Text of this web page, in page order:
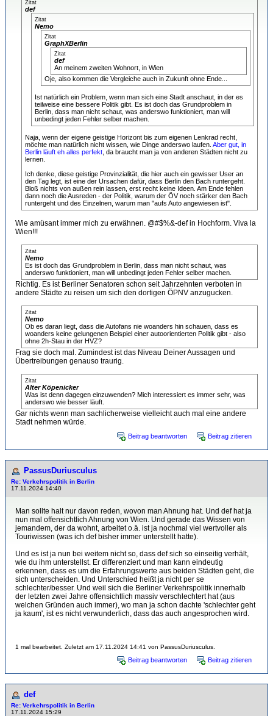
Zitat
def
Zitat
Nemo
Zitat
GraphXBerlin
Zitat
def
An meinem zweiten Wohnort, in Wien
Oje, also kommen die Vergleiche auch in Zukunft ohne Ende...
Ist natürlich ein Problem, wenn man sich eine Stadt anschaut, in der es
teilweise eine bessere Politik gibt. Es ist doch das Grundproblem in
Berlin, dass man nicht schaut, was anderswo funktioniert, man will
unbedingt jeden Fehler selber machen.
Naja, wenn der eigene geistige Horizont bis zum eigenen Lenkrad recht,
möchte man natürlich nicht wissen, wie Dinge anderswo laufen. Aber gut, in
Berlin läuft eh alles perfekt , da braucht man ja von anderen Städten nicht zu
lernen.
Ich denke, diese geistige Provinzialität, die hier auch ein gewisser User an
den Tag legt, ist eine der Ursachen dafür, dass Berlin den Bach runtergeht.
Bloß nichts von außen rein lassen, erst recht keine Ideen. Am Ende fehlen
dann noch die Ausreden - der Politik, warum der ÖV noch stärker den Bach
runtergeht und des Einzelnen, warum man "aufs Auto angewiesen ist".
Wie amüsant immer mich zu erwähnen. @#$%&-def in Hochform. Viva la
Wien!!!
Zitat
Nemo
Es ist doch das Grundproblem in Berlin, dass man nicht schaut, was
anderswo funktioniert, man will unbedingt jeden Fehler selber machen.
Richtig. Es ist Berliner Senatoren schon seit Jahrzehnten verboten in
andere Städte zu reisen um sich den dortigen ÖPNV anzugucken.
Zitat
Nemo
Ob es daran liegt, dass die Autofans nie woanders hin schauen, dass es
woanders keine gelungenen Beispiel einer autoorientierten Politik gibt - also
ohne 2h-Stau in der HVZ?
Frag sie doch mal. Zumindest ist das Niveau Deiner Aussagen und
Übertreibungen genauso traurig.
Zitat
Alter Köpenicker
Was ist denn dagegen einzuwenden? Mich interessiert es immer sehr, was
anderswo wie besser läuft.
Gar nichts wenn man sachlicherweise vielleicht auch mal eine andere
Stadt nehmen würde.
Beitrag beantworten Beitrag zitieren
PassusDuriusculus
Re: Verkehrspolitik in Berlin
17.11.2024 14:40
Man sollte halt nur davon reden, wovon man Ahnung hat. Und def hat ja
nun mal offensichtlich Ahnung von Wien. Und gerade das Wissen von
jemandem, der da wohnt, arbeitet o.ä. ist ja nochmal viel wertvoller als
Touriwissen (was ich def bisher immer unterstellt hatte).
Und es ist ja nun bei weitem nicht so, dass def sich so einseitig verhält,
wie du ihm unterstellst. Er differenziert und man kann eindeutig
erkennen, dass es um die Erfahrungswerte aus beiden Städten geht, die
sich unterscheiden. Und Unterschied heißt ja nicht per se
schlechter/besser. Und weil sich die Berliner Verkehrspolitik innerhalb
der letzten zwei Jahre offensichtlich massiv verschlechtert hat (aus
welchen Gründen auch immer), wo man ja schon dachte 'schlechter geht
ja kaum', ist es nicht verwunderlich, dass das auch angesprochen wird.
1 mal bearbeitet. Zuletzt am 17.11.2024 14:41 von PassusDuriusculus.
Beitrag beantworten Beitrag zitieren
def
Re: Verkehrspolitik in Berlin
17.11.2024 15:29